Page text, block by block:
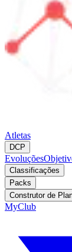
Atletas
DCP
Evoluções
Classificações
Packs
Construtor de
MyClub